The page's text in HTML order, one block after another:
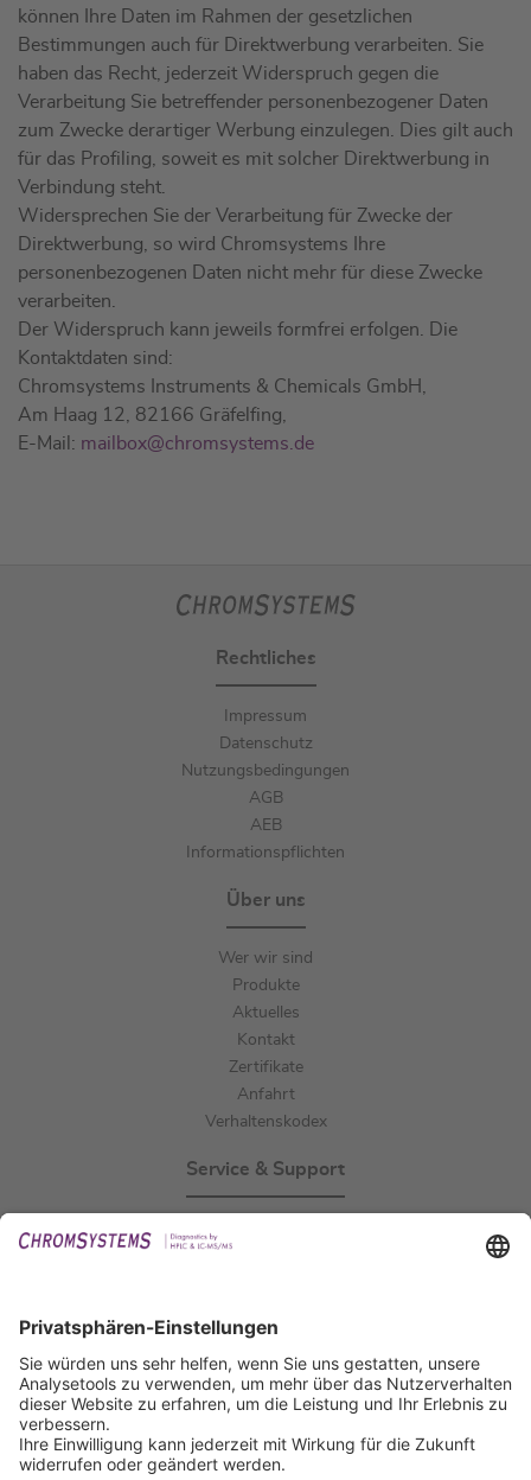
können Ihre Daten im Rahmen der gesetzlichen
Bestimmungen auch für Direktwerbung verarbeiten. Sie
haben das Recht, jederzeit Widerspruch gegen die
Verarbeitung Sie betreffender personenbezogener Daten
zum Zwecke derartiger Werbung einzulegen. Dies gilt auch
für das Profiling, soweit es mit solcher Direktwerbung in
Verbindung steht.
Widersprechen Sie der Verarbeitung für Zwecke der
Direktwerbung, so wird Chromsystems Ihre
personenbezogenen Daten nicht mehr für diese Zwecke
verarbeiten.
Der Widerspruch kann jeweils formfrei erfolgen. Die
Kontaktdaten sind:
Chromsystems Instruments & Chemicals GmbH,
Am Haag 12, 82166 Gräfelfing,
E-Mail: mailbox@chromsystems.de
Rechtliches
Impressum
Datenschutz
Nutzungsbedingungen
AGB
AEB
Informationspflichten
Über uns
Wer wir sind
Produkte
Aktuelles
Kontakt
Zertifikate
Anfahrt
Verhaltenskodex
Service & Support
IFU anfordern
Zertifizierungen